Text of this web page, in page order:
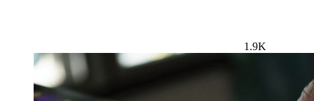
1.9K